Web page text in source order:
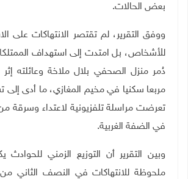
بعض الحالات.
ووفق التقرير، لم تقتصر الانتهاكات على
للأشخاص، بل امتدت إلى استهداف
دُمر منزل الصحفي بلال ملاخة وعائلته
مربعا سكنيا في مخيم المغازي، ما أدى إلى
تعرضت مراسلة تلفزيونية لاعتداء وسرقة
في الضفة الغربية.
وبين التقرير أن التوزيع الزمني
ملحوظة للانتهاكات في النصف الثاني